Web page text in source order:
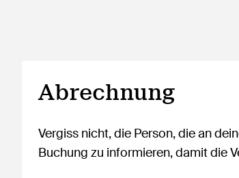
Abrechnung
Vergiss nicht, die Person, die an
Buchung zu informieren, damit die